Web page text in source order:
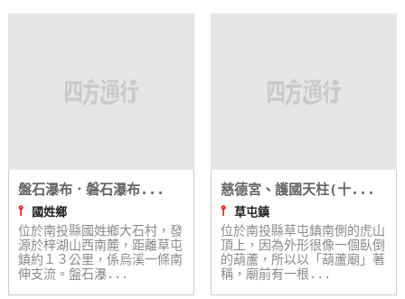
盤石瀑布．磐石瀑布...
⫯
國姓鄉
位於南投縣國姓鄉大石村，發
源於梓湖山西南麓，距離草屯
鎮約１３公里，係烏溪一條南
伸支流。盤石瀑...
慈德宮、護國天柱(十...
⫯ 草屯鎮
位於南投縣草屯鎮南側的虎山
頂上，因為外形很像一個臥倒
的葫蘆，所以以「葫蘆廟」著
稱，廟前有一根...